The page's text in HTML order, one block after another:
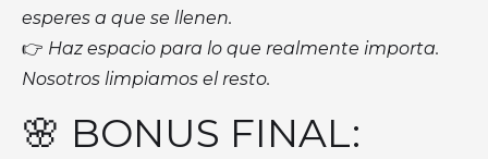
esperes a que se llenen.
👉 Haz espacio para lo que realmente importa.
Nosotros limpiamos el resto.
🌸 BONUS FINAL: